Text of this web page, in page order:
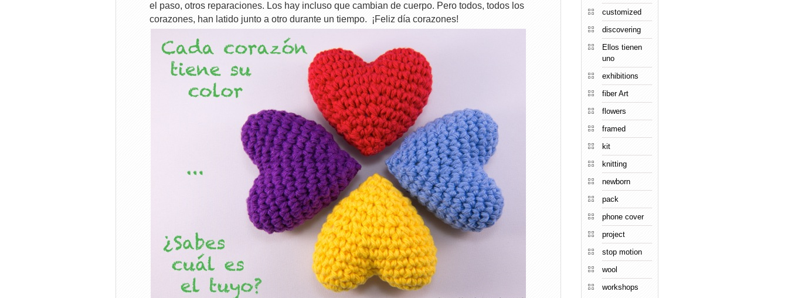
el paso, otros reparaciones. Los hay incluso que cambian de cuerpo. Pero todos, todos los
corazones, han latido junto a otro durante un tiempo. ¡Feliz día corazones!
customized
discovering
Ellos tienen
uno
exhibitions
fiber Art
flowers
framed
kit
knitting
newborn
pack
phone cover
project
stop motion
wool
workshops